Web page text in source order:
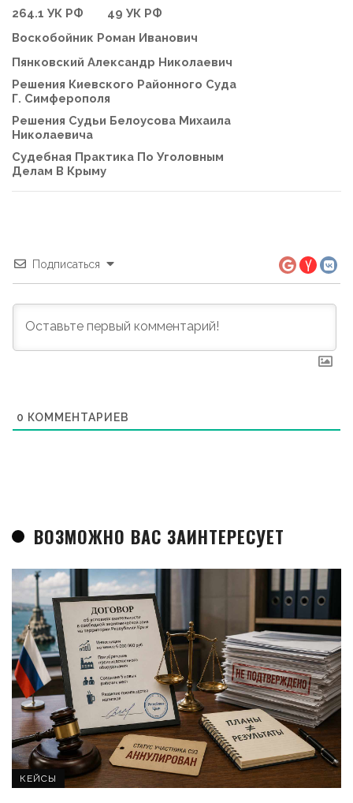
264.1 УК РФ
49 УК РФ
Воскобойник Роман Иванович
Пянковский Александр Николаевич
Решения Киевского Районного Суда
Г. Симферополя
Решения Судьи Белоусова Михаила
Николаевича
Судебная Практика По Уголовным
Делам В Крыму
Подписаться
0 КОММЕНТАРИЕВ
ВОЗМОЖНО ВАС ЗАИНТЕРЕСУЕТ
КЕЙСЫ